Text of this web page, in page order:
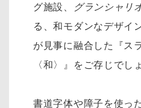
グ施設、
グランシャリ
る、和モダンなデザイ
が見事に融合した『ス
〈和〉』をご存じでし
書道字体や障子を使っ